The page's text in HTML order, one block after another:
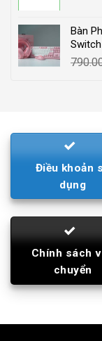
Bàn
Switch
Điều khoản
dụng
Chính sách
chuyển